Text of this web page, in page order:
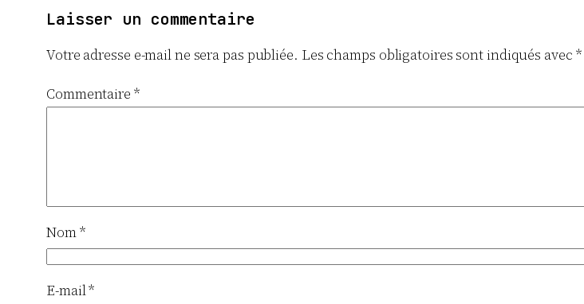
Laisser un commentaire
Votre adresse e-mail ne sera pas publiée. Les champs obligatoires sont indiqués avec *
Commentaire *
Nom*
E-mail*